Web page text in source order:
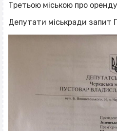
Третьою міською про
Депутати міськради запит